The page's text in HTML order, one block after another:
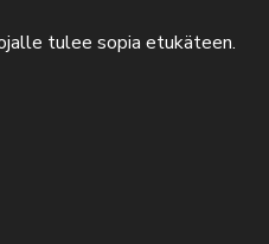
tulee sopia etukäteen.